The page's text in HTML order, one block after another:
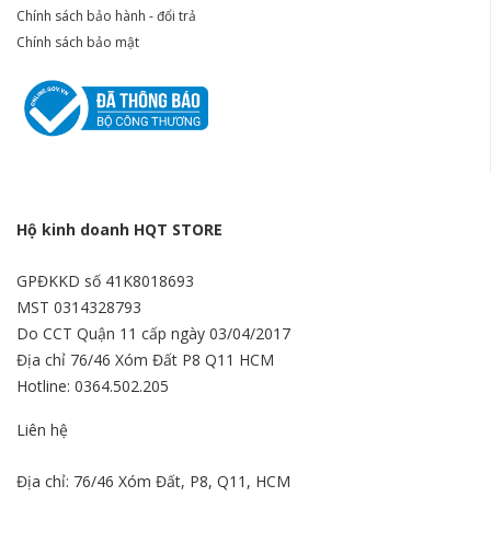
Chính sách bảo hành - đổi trả
Chính sách bảo mật
Hộ kinh doanh HQT STORE
GPĐKKD số 41K8018693
MST 0314328793
Do CCT Quận 11 cấp ngày 03/04/2017
Địa chỉ 76/46 Xóm Đất P8 Q11 HCM
Hotline: 0364.502.205
Liên hệ
Địa chỉ: 76/46 Xóm Đất, P8, Q11, HCM